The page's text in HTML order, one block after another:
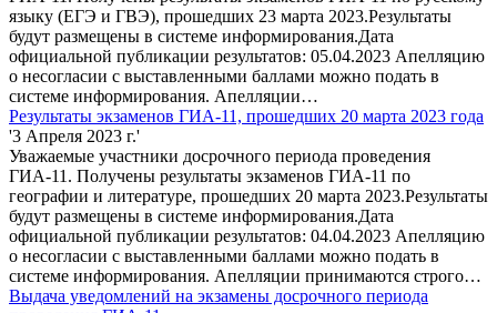
языку (ЕГЭ и ГВЭ), прошедших 23 марта 2023.Результаты
будут размещены в системе информирования.Дата
официальной публикации результатов: 05.04.2023 Апелляцию
о несогласии с выставленными баллами можно подать в
системе информирования. Апелляции…
Результаты экзаменов ГИА-11, прошедших 20 марта 2023 года
'3 Апреля 2023 г.'
Уважаемые участники досрочного периода проведения
ГИА-11. Получены результаты экзаменов ГИА-11 по
географии и литературе, прошедших 20 марта 2023.Результаты
будут размещены в системе информирования.Дата
официальной публикации результатов: 04.04.2023 Апелляцию
о несогласии с выставленными баллами можно подать в
системе информирования. Апелляции принимаются строго…
Выдача уведомлений на экзамены досрочного периода